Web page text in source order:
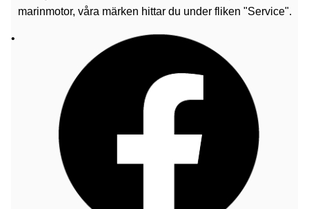
marinmotor, våra märken hittar du under fliken "Service".